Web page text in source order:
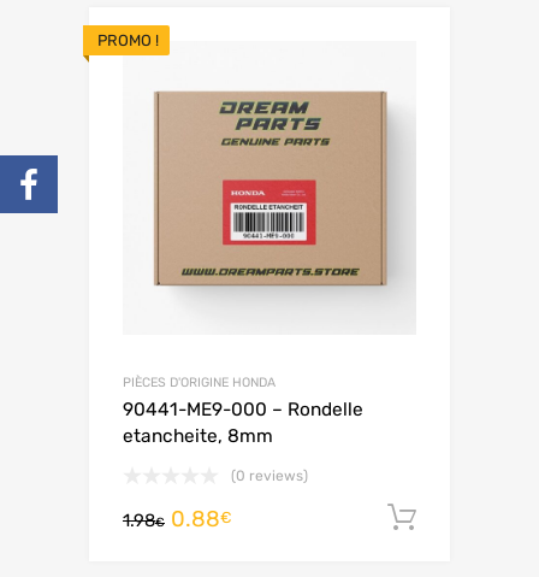
PROMO !
PIÈCES D'ORIGINE HONDA
90441-ME9-000 – Rondelle
etancheite, 8mm
(0 reviews)
1.98€ 0.88€